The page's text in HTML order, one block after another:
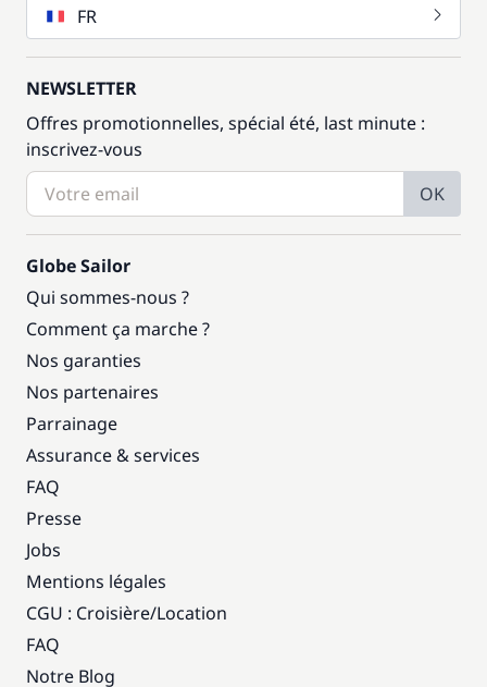
FR
NEWSLETTER
Offres promotionnelles, spécial été, last minute :
inscrivez-vous
OK
Globe Sailor
Qui sommes-nous ?
Comment ça marche ?
Nos garanties
Nos partenaires
Parrainage
Assurance & services
FAQ
Presse
Jobs
Mentions légales
CGU : Croisière/Location
FAQ
Notre Blog